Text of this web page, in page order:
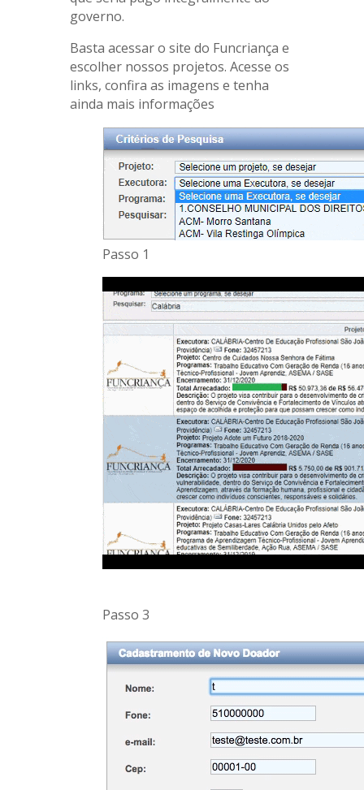
governo.
Basta acessar o site do Funcriança e
escolher nossos projetos. Acesse os
links, confira as imagens e tenha
ainda mais informações
Passo 1
Passo 3